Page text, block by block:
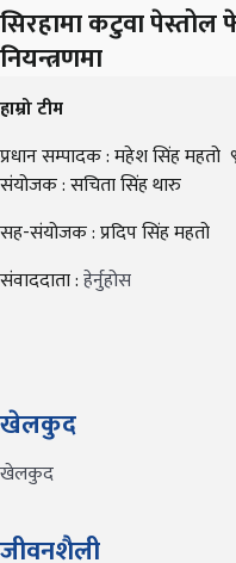
सिरहामा कटुवा
नियन्त्रणमा
हाम्रो टीम
प्रधान सम्पादक : महेश सिंह
संयोजक : सचिता सिंह थारु
सह-संयोजक : प्रदिप सिंह महतो
संवाददाता :हेर्नुहोस
खेलकुद
खेलकुद
जीवनशैली